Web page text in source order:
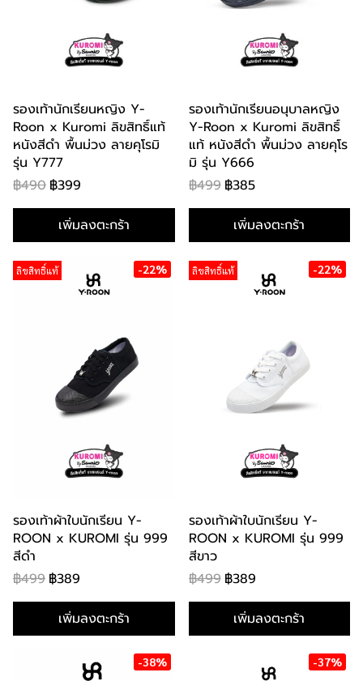
รองเท้านักเรียนหญิง Y-
Roon x Kuromi ลิขสิทธิ์แท้
หนังสีดำ พื้นม่วง ลายคุโรมิ
รุ่น Y777
฿490 ฿399
เพิ่มลงตะกร้า
รองเท้านักเรียนอนุบาลหญิง
Y-Roon x Kuromi ลิขสิทธิ์
แท้ หนังสีดำ พื้นม่วง ลายคุโร
มิ รุ่น Y666
฿499 ฿385
เพิ่มลงตะกร้า
ลิขสิทธิ์แท้ -22%
รองเท้าผ้าใบนักเรียน Y-
ROON x KUROMI รุ่น 999
สีดำ
฿499 ฿389
เพิ่มลงตะกร้า
ลิขสิทธิ์แท้ -22%
รองเท้าผ้าใบนักเรียน Y-
ROON x KUROMI รุ่น 999
สีขาว
฿499 ฿389
เพิ่มลงตะกร้า
-38% -37%